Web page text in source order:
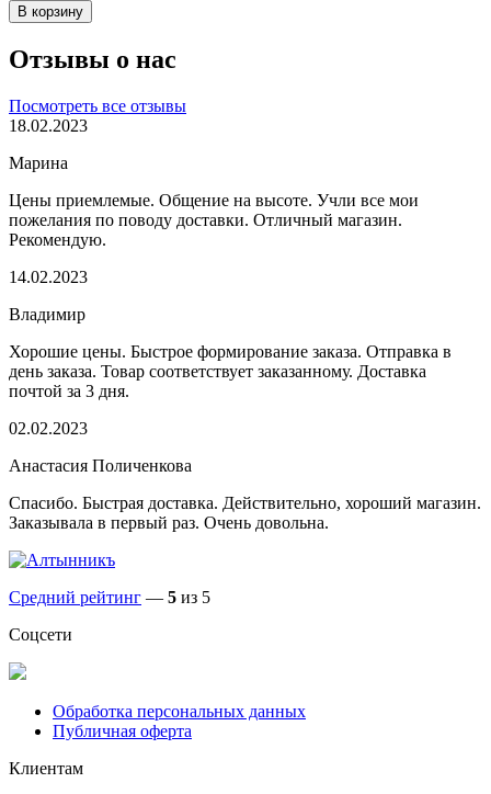
В корзину
Отзывы о нас
Посмотреть все отзывы
18.02.2023
Марина
Цены приемлемые. Общение на высоте. Учли все мои
пожелания по поводу доставки. Отличный магазин.
Рекомендую.
14.02.2023
Владимир
Хорошие цены. Быстрое формирование заказа. Отправка в
день заказа. Товар соответствует заказанному. Доставка
почтой за 3 дня.
02.02.2023
Анастасия Поличенкова
Спасибо. Быстрая доставка. Действительно, хороший магазин.
Заказывала в первый раз. Очень довольна.
Средний рейтинг — 5 из 5
Соцсети
Обработка персональных данных
Публичная оферта
Клиентам